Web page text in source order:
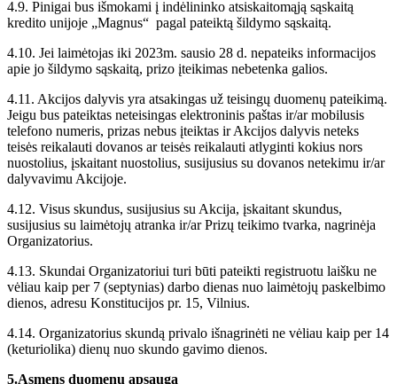
4.9. Pinigai bus išmokami į indėlininko atsiskaitomąją sąskaitą
kredito unijoje „Magnus“ pagal pateiktą šildymo sąskaitą.
4.10. Jei laimėtojas iki 2023m. sausio 28 d. nepateiks informacijos
apie jo šildymo sąskaitą, prizo įteikimas nebetenka galios.
4.11. Akcijos dalyvis yra atsakingas už teisingų duomenų pateikimą.
Jeigu bus pateiktas neteisingas elektroninis paštas ir/ar mobilusis
telefono numeris, prizas nebus įteiktas ir Akcijos dalyvis neteks
teisės reikalauti dovanos ar teisės reikalauti atlyginti kokius nors
nuostolius, įskaitant nuostolius, susijusius su dovanos netekimu ir/ar
dalyvavimu Akcijoje.
4.12. Visus skundus, susijusius su Akcija, įskaitant skundus,
susijusius su laimėtojų atranka ir/ar Prizų teikimo tvarka, nagrinėja
Organizatorius.
4.13. Skundai Organizatoriui turi būti pateikti registruotu laišku ne
vėliau kaip per 7 (septynias) darbo dienas nuo laimėtojų paskelbimo
dienos, adresu Konstitucijos pr. 15, Vilnius.
4.14. Organizatorius skundą privalo išnagrinėti ne vėliau kaip per 14
(keturiolika) dienų nuo skundo gavimo dienos.
5.Asmens duomenų apsauga